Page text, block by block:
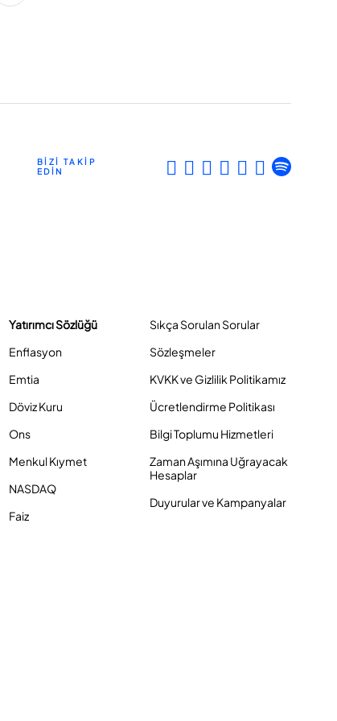
BİZİ TAKİP
EDİN
Yatırımcı Sözlüğü
Enflasyon
Emtia
Döviz Kuru
Ons
Menkul Kıymet
NASDAQ
Faiz
Sıkça Sorulan Sorular
Sözleşmeler
KVKK ve Gizlilik Politikamız
Ücretlendirme Politikası
Bilgi Toplumu Hizmetleri
Zaman Aşımına Uğrayacak
Hesaplar
Duyurular ve Kampanyalar